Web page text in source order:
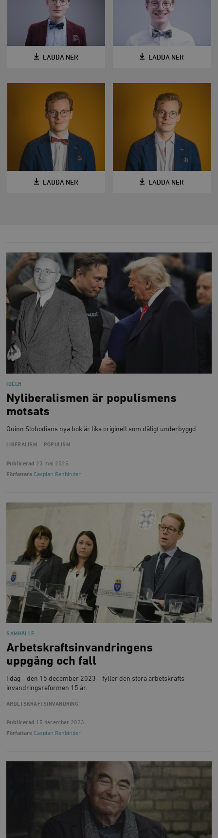
LADDA NER LADDA NER
LADDA NER LADDA NER
IDÉER
Nyliberalismen är populismens
motsats
Quinn Slobodians nya bok är lika originell som dåligt underbyggd.
LIBERALISM POPULISM
Publicerad 23 maj 2025
Författare Caspian Rehbinder
SAMHÄLLE
Arbetskraftsinvandringens
uppgång och fall
I dag – den 15 december 2023 – fyller den stora arbetskrafts­
invandrings­reformen 15 år.
ARBETSKRAFTSINVANDRING
Publicerad 15 december 2023
Författare Caspian Rehbinder